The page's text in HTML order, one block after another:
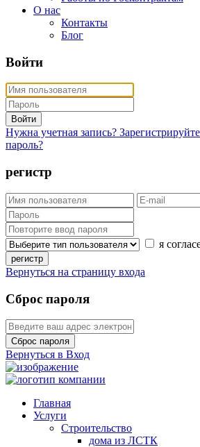
О нас
Контакты
Блог
Войти
Войти
Нужна учетная запись?
пароль?
регистр
я
регистр
Вернуться на страницу входа
Сброс пароля
Сброс пароля
Вернуться в Вход
Главная
Услуги
Строительство
дома из ЛСТК